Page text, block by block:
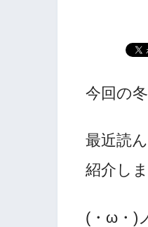
今回の
最近読
紹介しま
(・ω・)